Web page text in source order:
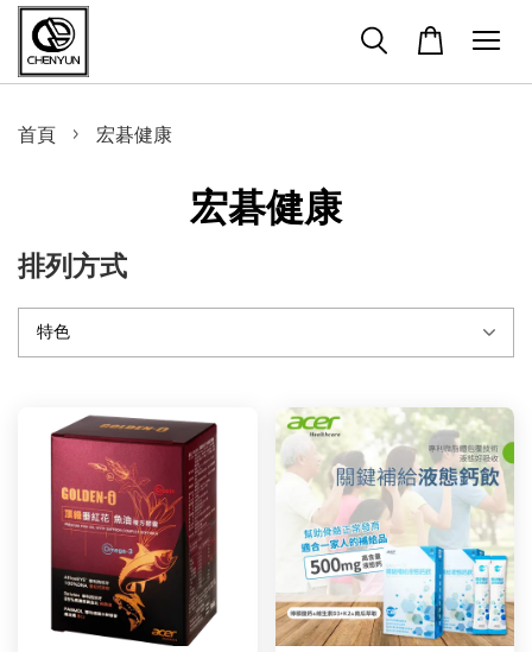
首頁 › 宏碁健康
宏碁健康
排列方式